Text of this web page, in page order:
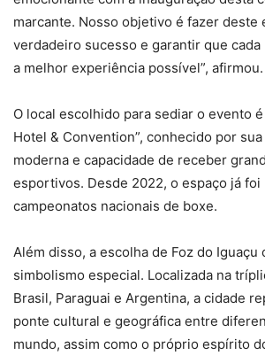
marcante. Nosso objetivo é fazer deste
verdadeiro sucesso e garantir que
a melhor experiência possível”, afirmou.
O local escolhido para sediar o evento é
Hotel & Convention”, conhecido por
moderna e capacidade de receber
esportivos. Desde 2022, o espaço já foi
campeonatos nacionais de boxe.
Além disso, a escolha de Foz do Iguaçu
simbolismo especial. Localizada na
Brasil, Paraguai e Argentina, a cidade
ponte cultural e geográfica entre
mundo, assim como o próprio espírito